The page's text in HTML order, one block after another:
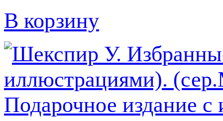
В корзину